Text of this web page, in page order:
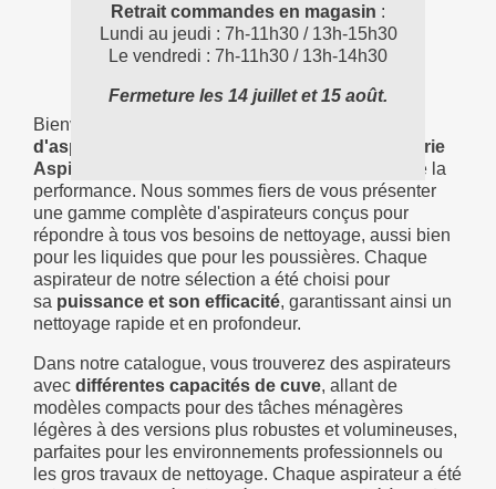
Affichage 1-8 de 8 article(s)
1
Bienvenue dans notre univers dédié à la
d'aspirateurs eau et poussière de notre
catégorie
Aspirateur Professionnel
, où la qualité rencontre la
performance. Nous sommes fiers de vous présenter
une gamme complète d'aspirateurs conçus pour
répondre à tous vos besoins de nettoyage, aussi bien
pour les liquides que pour les poussières. Chaque
aspirateur de notre sélection a été choisi pour
sa puissance et son efficacité, garantissant ainsi un
nettoyage rapide et en profondeur.
Dans notre catalogue, vous trouverez des aspirateurs
avec différentes capacités de cuve, allant de
modèles compacts pour des tâches ménagères
légères à des versions plus robustes et volumineuses,
parfaites pour les environnements professionnels ou
les gros travaux de nettoyage. Chaque aspirateur a été
Retrait commandes en magasin :
Lundi au jeudi : 7h-11h30 / 13h-15h30
Le vendredi : 7h-11h30 / 13h-14h30
Fermeture les 14 juillet et 15 août.